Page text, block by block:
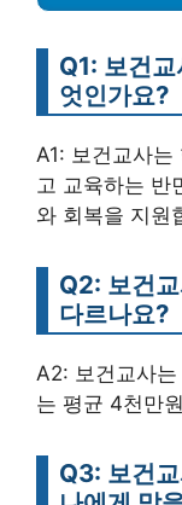
Q1: 보건
엇인가요?
A1: 보건교사
고 교육하는 반
와 회복을 지원
Q2: 보건
다르나요?
A2: 보건교사
는 평균 4천만
Q3: 보건